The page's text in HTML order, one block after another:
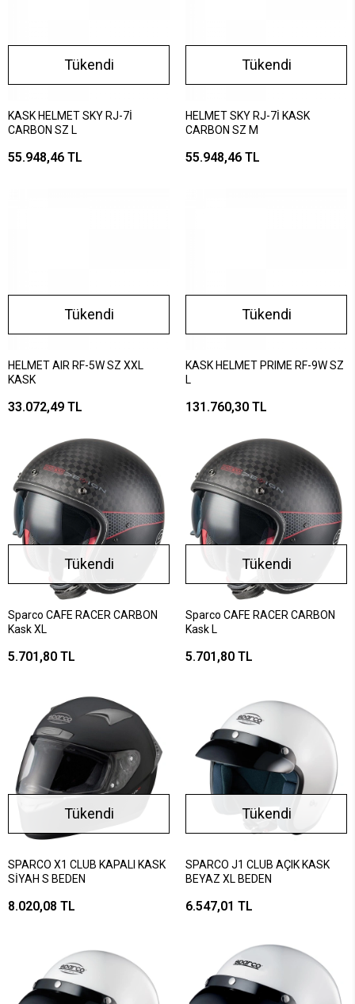
Tükendi
KASK HELMET SKY RJ-7İ
CARBON SZ L
55.948,46 TL
Tükendi
HELMET SKY RJ-7İ KASK
CARBON SZ M
55.948,46 TL
Tükendi
HELMET AIR RF-5W SZ XXL
KASK
33.072,49 TL
Tükendi
KASK HELMET PRIME RF-9W SZ
L
131.760,30 TL
Tükendi
Sparco CAFE RACER CARBON
Kask XL
5.701,80 TL
Tükendi
Sparco CAFE RACER CARBON
Kask L
5.701,80 TL
Tükendi
SPARCO X1 CLUB KAPALI KASK
SİYAH S BEDEN
8.020,08 TL
Tükendi
SPARCO J1 CLUB AÇIK KASK
BEYAZ XL BEDEN
6.547,01 TL